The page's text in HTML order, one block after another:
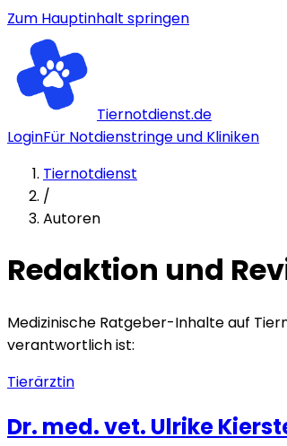
Zum Hauptinhalt springen
Tiernotdienst.de
LoginFür Notdienstringe und Kliniken
Tiernotdienst
/
Autoren
Redaktion und
Medizinische Ratgeber-Inhalte auf
verantwortlich ist:
Tierärztin
Dr. med. vet. Ulrike